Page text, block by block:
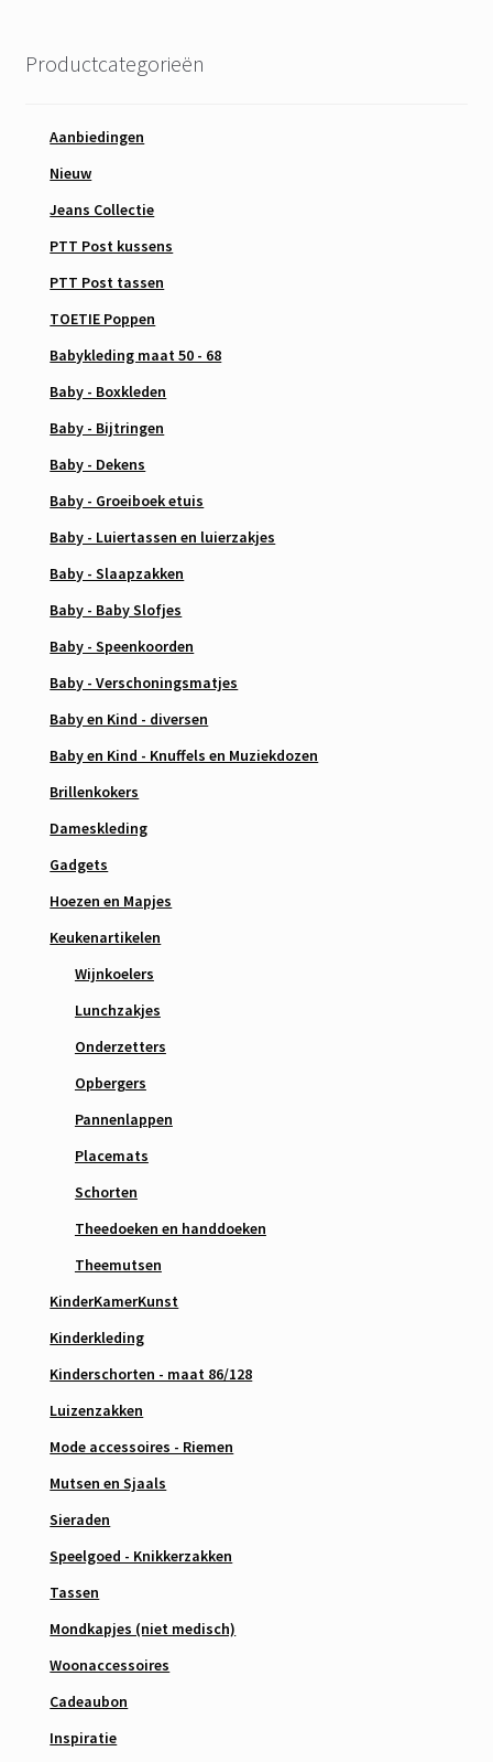
Productcategorieën
Aanbiedingen
Nieuw
Jeans Collectie
PTT Post kussens
PTT Post tassen
TOETIE Poppen
Babykleding maat 50 - 68
Baby - Boxkleden
Baby - Bijtringen
Baby - Dekens
Baby - Groeiboek etuis
Baby - Luiertassen en luierzakjes
Baby - Slaapzakken
Baby - Baby Slofjes
Baby - Speenkoorden
Baby - Verschoningsmatjes
Baby en Kind - diversen
Baby en Kind - Knuffels en Muziekdozen
Brillenkokers
Dameskleding
Gadgets
Hoezen en Mapjes
Keukenartikelen
Wijnkoelers
Lunchzakjes
Onderzetters
Opbergers
Pannenlappen
Placemats
Schorten
Theedoeken en handdoeken
Theemutsen
KinderKamerKunst
Kinderkleding
Kinderschorten - maat 86/128
Luizenzakken
Mode accessoires - Riemen
Mutsen en Sjaals
Sieraden
Speelgoed - Knikkerzakken
Tassen
Mondkapjes (niet medisch)
Woonaccessoires
Cadeaubon
Inspiratie